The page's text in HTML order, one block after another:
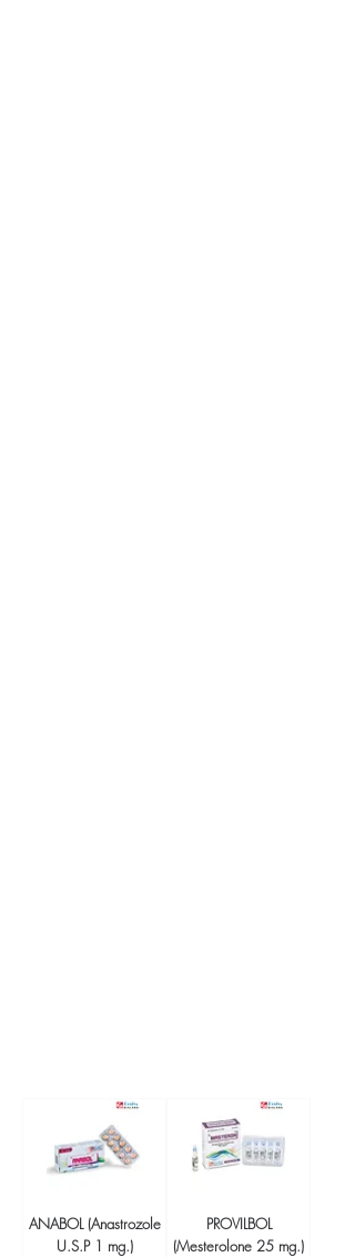
ANABOL (Anastrozole
U.S.P 1 mg.)
PROVILBOL
(Mesterolone 25 mg.)